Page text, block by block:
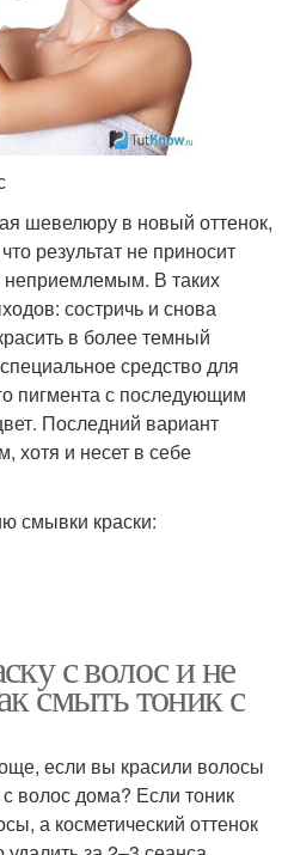
шевелюру в новый оттенок,
результат не приносит
неприемлемым. В таких
состричь и снова
в более темный
средство для
пигмента с последующим
Последний вариант
хотя и несет в себе
смывки краски:
с волос и не
смыть тоник с
если вы красили волосы
волос дома? Если тоник
а косметический оттенок